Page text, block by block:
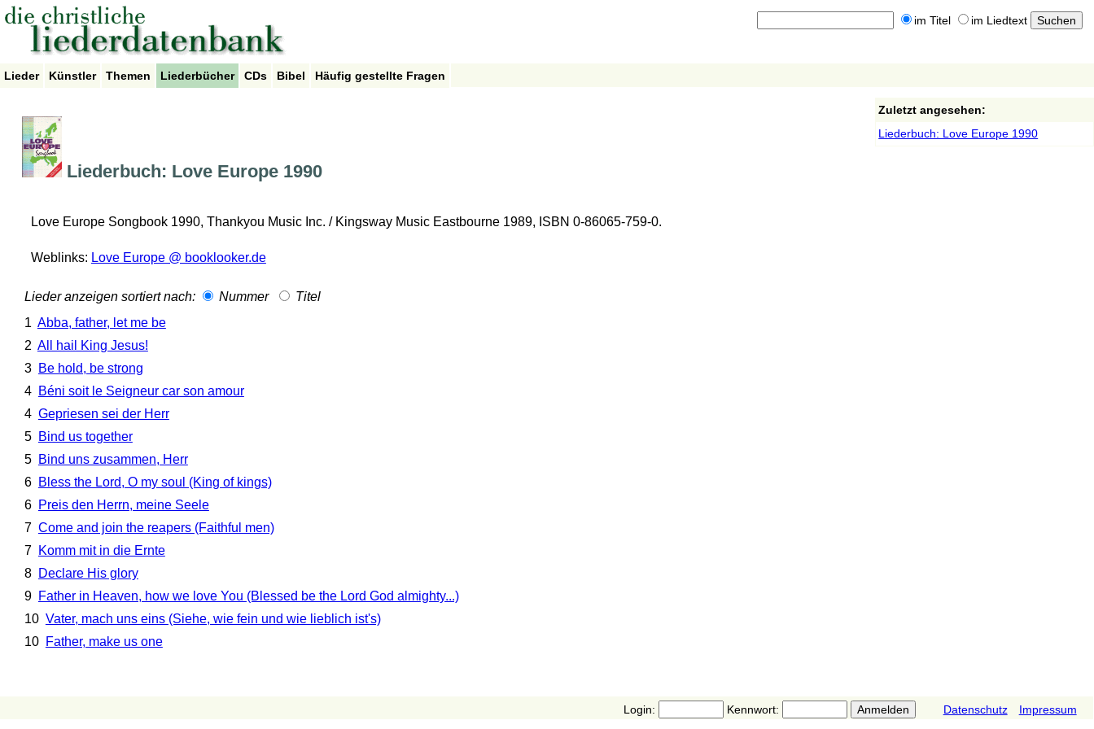
im Titel im Liedtext
Lieder Künstler Themen Liederbücher CDs Bibel Häufig gestellte Fragen
Liederbuch: Love Europe 1990
Love Europe Songbook 1990, Thankyou Music Inc. / Kingsway Music Eastbourne 1989, ISBN 0-86065-759-0.
Weblinks: Love Europe @ booklooker.de
Lieder anzeigen sortiert nach: Nummer
Titel
1 Abba, father, let me be
2 All hail King Jesus!
3 Be hold, be strong
4 Béni soit le Seigneur car son amour
4 Gepriesen sei der Herr
5 Bind us together
5 Bind uns zusammen, Herr
6 Bless the Lord, O my soul (King of kings)
6 Preis den Herrn, meine Seele
7 Come and join the reapers (Faithful men)
7 Komm mit in die Ernte
8 Declare His glory
9 Father in Heaven, how we love You (Blessed be the Lord God almighty...)
10 Vater, mach uns eins (Siehe, wie fein und wie lieblich ist's)
10 Father, make us one
Zuletzt angesehen:
Liederbuch: Love Europe 1990
Login: Kennwort: Datenschutz Impressum